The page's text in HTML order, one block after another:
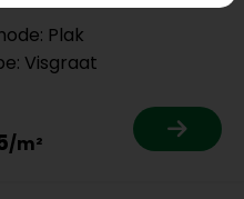
Plak
Visgraat